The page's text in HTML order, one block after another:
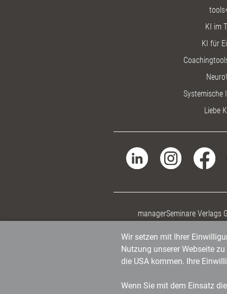
KI im
KI für
Systemische
Liebe
managerSeminare Verlags
Wir setzen mit Ihrer
Nutzung unserer Webseite
die USA kommen. Ihre
Wenn Sie mit dem Einsatz